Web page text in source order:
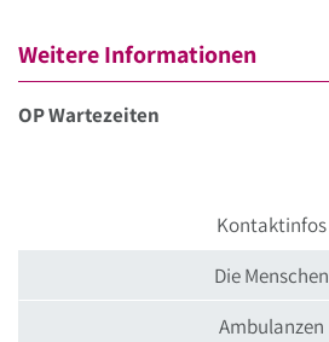
Weitere Informationen
OP Wartezeiten
Kontaktinfos
Die Menschen
Ambulanzen